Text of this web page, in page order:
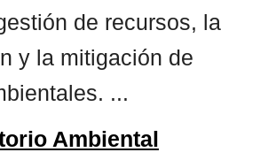
de recursos, la
y la mitigación de
...
Ambiental